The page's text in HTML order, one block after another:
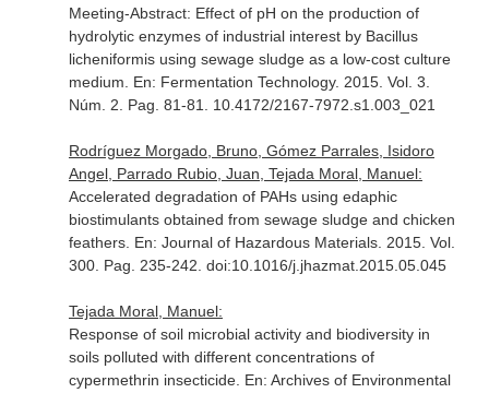
Meeting-Abstract: Effect of pH on the production of
hydrolytic enzymes of industrial interest by Bacillus
licheniformis using sewage sludge as a low-cost culture
medium. En: Fermentation Technology. 2015. Vol. 3.
Núm. 2. Pag. 81-81. 10.4172/2167-7972.s1.003_021
Rodríguez Morgado, Bruno, Gómez Parrales, Isidoro
Angel, Parrado Rubio, Juan, Tejada Moral, Manuel:
Accelerated degradation of PAHs using edaphic
biostimulants obtained from sewage sludge and chicken
feathers. En: Journal of Hazardous Materials. 2015. Vol.
300. Pag. 235-242. doi:10.1016/j.jhazmat.2015.05.045
Tejada Moral, Manuel:
Response of soil microbial activity and biodiversity in
soils polluted with different concentrations of
cypermethrin insecticide. En: Archives of Environmental